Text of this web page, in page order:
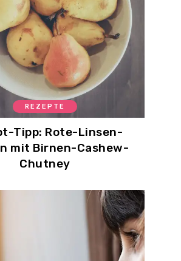
REZEPTE
Tipp: Rote-Linsen-
mit Birnen-Cashew-
Chutney